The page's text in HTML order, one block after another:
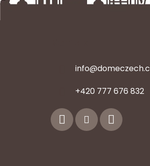
info@
+420 777 676 832